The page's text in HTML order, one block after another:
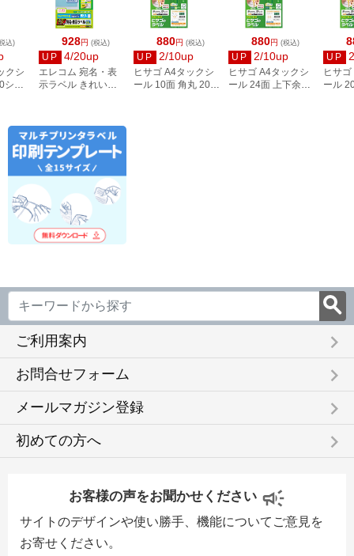
928円 (税込)
UP 4/20up
エレコム 宛名・表
示ラベル きれい貼
880円 (税込)
UP 2/10up
ヒサゴ A4タックシ
ール 10面 角丸 20シ
880円 (税込)
UP 2/10up
ヒサゴ A4タックシ
ール 24面 上下余白
UP
ヒサ
ール
込)
クシ
シー
ご利用案内 keyboard_arrow_right
お問合せフォーム keyboard_arrow_right
メールマガジン登録 keyboard_arrow_right
初めての方へ keyboard_arrow_right
お客様の声をお聞かせください
サイトのデザインや使い勝手、機能についてご意見を
お寄せください。